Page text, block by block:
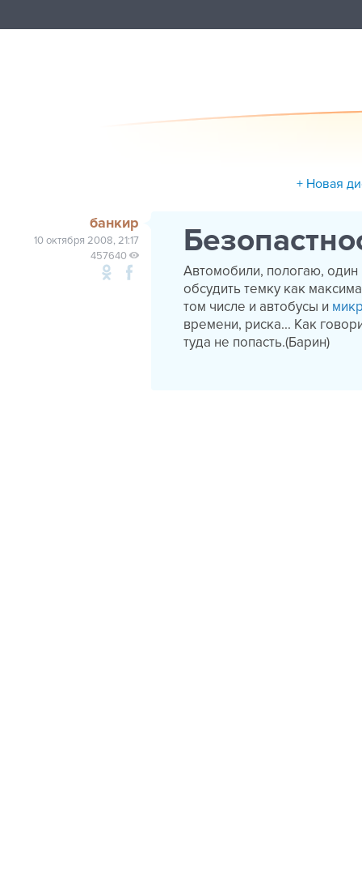
+ Новая
банкир
10 октября 2008, 21:17
457640
Автомобили, пологаю,
обсудить темку как
том числе и автобусы и
времени, риска... Как
туда не попасть.(Барин)